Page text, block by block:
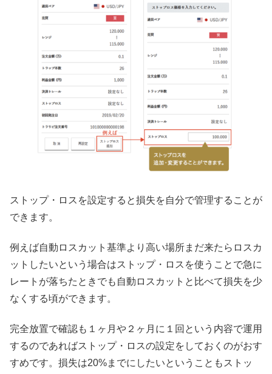
ストップ・ロスを設定すると損失を自分で管理することが
できます。
例えば自動ロスカット基準より高い場所まだ来たらロスカ
ットしたいという場合はストップ・ロスを使うことで急に
レートが落ちたときでも自動ロスカットと比べて損失を少
なくする頃ができます。
完全放置で確認も１ヶ月や２ヶ月に１回という内容で運用
するのであればストップ・ロスの設定をしておくのがおす
すめです。損失は20%までにしたいということもストッ